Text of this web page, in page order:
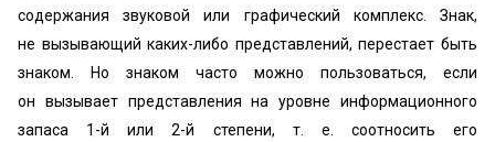
содержания звуковой или графический комплекс. Знак,
не вызывающий каких-либо представлений, перестает быть
знаком. Но знаком часто можно пользоваться, если
он вызывает представления на уровне информационного
запаса 1-й или 2-й степени, т. е. соотносить его